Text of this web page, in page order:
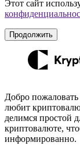
Этот сайт
Продолжить
Добро
любит
делимся простой
криптовалюте,
информированно.